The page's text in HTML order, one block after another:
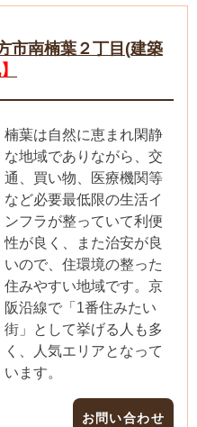
南楠葉２丁目(建築
楠葉は自然に恵まれ閑静
な地域でありながら、交
通、買い物、医療機関等
など必要最低限の生活イ
ンフラが整っていて利便
性が良く、また治安が良
いので、住環境の整った
住みやすい地域です。京
阪沿線で「1番住みたい
街」として挙げる人も多
く、人気エリアとなって
います。
お問い合わせ